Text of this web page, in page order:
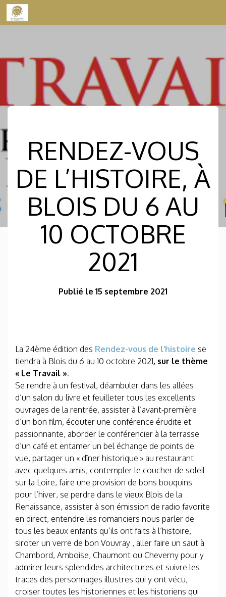
Skip to content
RENDEZ-VOUS
DE L’HISTOIRE, À
BLOIS DU 6 AU
10 OCTOBRE
2021
Publié le 15 septembre 2021
La 24ème édition des Rendez-vous de l’histoire se
tiendra à Blois du 6 au 10 octobre 2021, sur le thème
« Le Travail ».
Se rendre à un festival, déambuler dans les allées
d’un salon du livre et feuilleter tous les excellents
ouvrages de la rentrée, assister à l’avant-première
d’un bon film, écouter une conférence érudite et
passionnante, aborder le conférencier à la terrasse
d’un café et entamer un bel échange de points de
vue, partager un « dîner historique » au restaurant
avec quelques amis, contempler le coucher de soleil
sur la Loire, faire une provision de bons bouquins
pour l’hiver, se perdre dans le vieux Blois de la
Renaissance, assister à son émission de radio favorite
en direct, entendre les romanciers nous parler de
tous les beaux enfants qu’ils ont faits à l’histoire,
siroter un verre de bon Vouvray , aller faire un saut à
Chambord, Amboise, Chaumont ou Cheverny pour y
admirer leurs splendides architectures et suivre les
traces des personnages illustres qui y ont vécu,
croiser toutes les historiennes et les historiens qui